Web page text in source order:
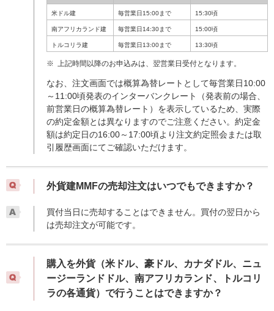
米ドル建 毎営業日15:00まで 15:30頃
南アフリカランド建 毎営業日14:30まで 15:00頃
トルコリラ建 毎営業日13:00まで 13:30頃
※ 上記時間以降のお申込みは、翌営業日受付となります。
なお、注文画面では概算為替レートとして毎営業日10:00
～11:00頃発表のインターバンクレート（発表前の場合、
前営業日の概算為替レート）を表示しているため、実際
の約定金額とは異なりますのでご注意ください。約定金
額は約定日の16:00～17:00頃より注文約定照会または取
引履歴画面にてご確認いただけます。
外貨建MMFの売却注文はいつでもできますか？
買付当日に売却することはできません。買付の翌日から
は売却注文が可能です。
購入を外貨（米ドル、豪ドル、カナダドル、ニュ
ージーランドドル、南アフリカランド、トルコリ
ラの各通貨）で行うことはできますか？